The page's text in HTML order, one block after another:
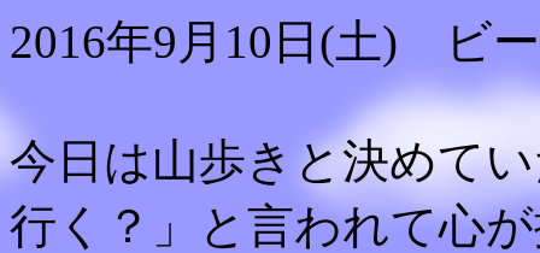
2016年9月10日(土) ビ
今日は山歩きと決めて
行く？」と言われて心